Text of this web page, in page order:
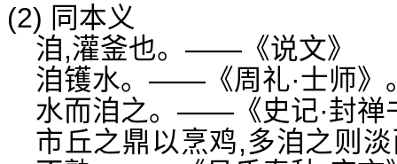
(2) 同本义
洎,灌釜也。——《说文》
洎镬水。——《周礼·士师》
水而洎之。——《史记·封禅
市丘之鼎以烹鸡,多洎之则